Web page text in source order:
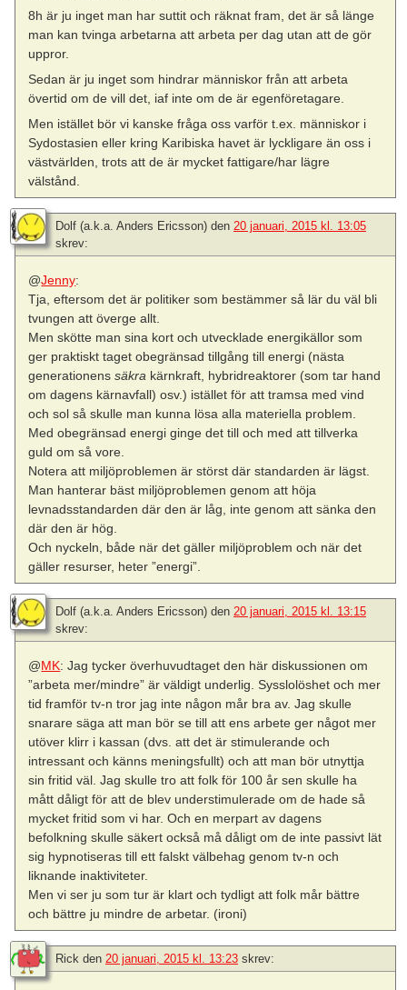
8h är ju inget man har suttit och räknat fram, det är så länge
man kan tvinga arbetarna att arbeta per dag utan att de gör
uppror.
Sedan är ju inget som hindrar människor från att arbeta
övertid om de vill det, iaf inte om de är egenföretagare.
Men istället bör vi kanske fråga oss varför t.ex. människor i
Sydostasien eller kring Karibiska havet är lyckligare än oss i
västvärlden, trots att de är mycket fattigare/har lägre
välstånd.
Dolf (a.k.a. Anders Ericsson) den 20 januari, 2015 kl. 13:05
skrev:
@Jenny:
Tja, eftersom det är politiker som bestämmer så lär du väl bli
tvungen att överge allt.
Men skötte man sina kort och utvecklade energikällor som
ger praktiskt taget obegränsad tillgång till energi (nästa
generationenssäkra kärnkraft, hybridreaktorer (som tar hand
om dagens kärnavfall) osv.) istället för att tramsa med vind
och sol så skulle man kunna lösa alla materiella problem.
Med obegränsad energi ginge det till och med att tillverka
guld om så vore.
Notera att miljöproblemen är störst där standarden är lägst.
Man hanterar bäst miljöproblemen genom att höja
levnadsstandarden där den är låg, inte genom att sänka den
där den är hög.
Och nyckeln, både när det gäller miljöproblem och när det
gäller resurser, heter ”energi”.
Dolf (a.k.a. Anders Ericsson) den 20 januari, 2015 kl. 13:15
skrev:
@MK: Jag tycker överhuvudtaget den här diskussionen om
”arbeta mer/mindre” är väldigt underlig. Sysslolöshet och mer
tid framför tv-n tror jag inte någon mår bra av. Jag skulle
snarare säga att man bör se till att ens arbete ger något mer
utöver klirr i kassan (dvs. att det är stimulerande och
intressant och känns meningsfullt) och att man bör utnyttja
sin fritid väl. Jag skulle tro att folk för 100 år sen skulle ha
mått dåligt för att de blev understimulerade om de hade så
mycket fritid som vi har. Och en merpart av dagens
befolkning skulle säkert också må dåligt om de inte passivt lät
sig hypnotiseras till ett falskt välbehag genom tv-n och
liknande inaktiviteter.
Men vi ser ju som tur är klart och tydligt att folk mår bättre
och bättre ju mindre de arbetar. (ironi)
Rick den 20 januari, 2015 kl. 13:23 skrev: